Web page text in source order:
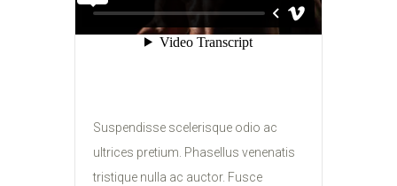
Suspendisse scelerisque odio ac
ultrices pretium. Phasellus venenatis
tristique nulla ac auctor. Fusce